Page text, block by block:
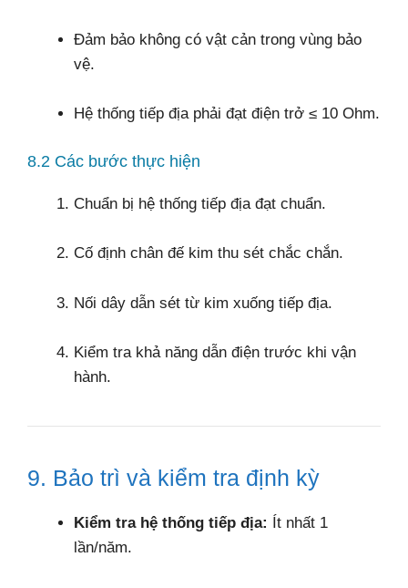
Đảm bảo không có vật cản trong vùng bảo
vệ.
Hệ thống tiếp địa phải đạt điện trở ≤ 10 Ohm.
8.2 Các bước thực hiện
Chuẩn bị hệ thống tiếp địa đạt chuẩn.
Cố định chân đế kim thu sét chắc chắn.
Nối dây dẫn sét từ kim xuống tiếp địa.
Kiểm tra khả năng dẫn điện trước khi vận
hành.
9. Bảo trì và kiểm tra định kỳ
Kiểm tra hệ thống tiếp địa: Ít nhất 1
lần/năm.